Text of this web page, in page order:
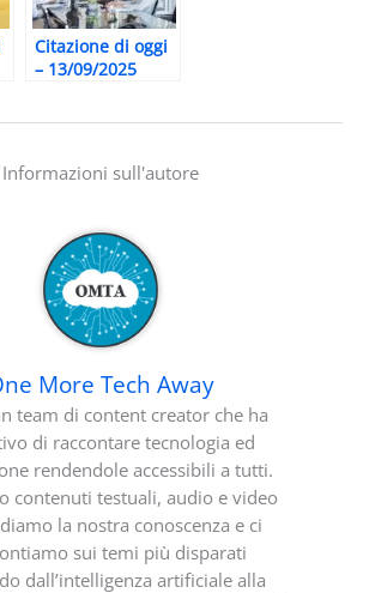
Citazione di oggi
– 13/09/2025
Informazioni sull'autore
More Tech Away
team di content creator che ha
di raccontare tecnologia ed
rendendole accessibili a tutti.
contenuti testuali, audio e video
la nostra conoscenza e ci
sui temi più disparati
dall’intelligenza artificiale alla